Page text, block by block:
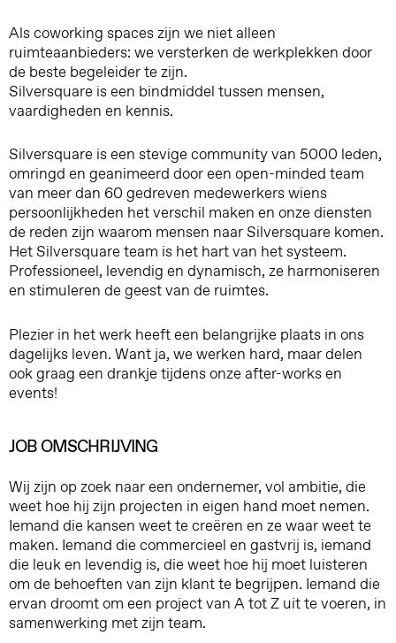
Als coworking spaces zijn we niet alleen
ruimteaanbieders: we versterken de werkplekken door
de beste begeleider te zijn.
Silversquare is een bindmiddel tussen mensen,
vaardigheden en kennis.
Silversquare is een stevige community van 5000 leden,
omringd en geanimeerd door een open-minded team
van meer dan 60 gedreven medewerkers wiens
persoonlijkheden het verschil maken en onze diensten
de reden zijn waarom mensen naar Silversquare komen.
Het Silversquare team is het hart van het systeem.
Professioneel, levendig en dynamisch, ze harmoniseren
en stimuleren de geest van de ruimtes.
Plezier in het werk heeft een belangrijke plaats in ons
dagelijks leven. Want ja, we werken hard, maar delen
ook graag een drankje tijdens onze after-works en
events!
JOB OMSCHRIJVING
Wij zijn op zoek naar een ondernemer, vol ambitie, die
weet hoe hij zijn projecten in eigen hand moet nemen.
Iemand die kansen weet te creëren en ze waar weet te
maken. Iemand die commercieel en gastvrij is, iemand
die leuk en levendig is, die weet hoe hij moet luisteren
om de behoeften van zijn klant te begrijpen. Iemand die
ervan droomt om een project van A tot Z uit te voeren, in
samenwerking met zijn team.